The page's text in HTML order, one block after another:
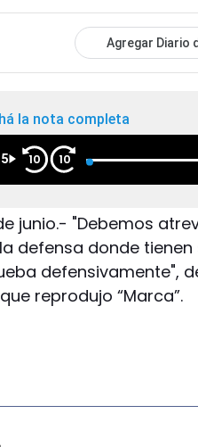
Agregar Diario
la nota completa
10 10
junio.- "Debemos
defensa donde
defensivamente",
reprodujo “Marca”.